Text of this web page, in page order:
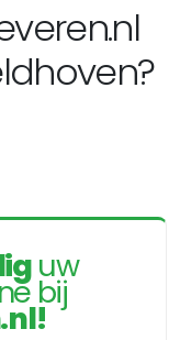
uw
bij